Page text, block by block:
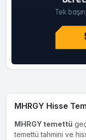
MHRGY Hisse
MHRGY temettü
temettü tahmini ve